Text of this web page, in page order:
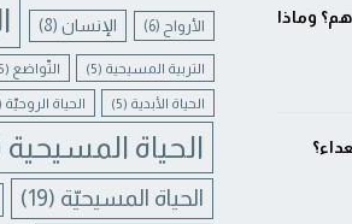
وماذا
الأرواح (6) الإنسان(8)
التربية المسيحية (5) التّواضع (5)
الحياة الأبدية (5) الحياة الروحيّة
الحياة المسيحية
الحياة المسيحيّة (19)